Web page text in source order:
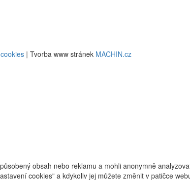
| Tvorba www stránek MACHIN.cz
obsah nebo reklamu a mohli anonymně
cookies" a kdykoliv jej můžete změnit v patičce